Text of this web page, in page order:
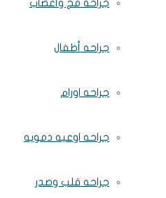
جراحة مخ وأعصاب
جراحه أطفال
جراحه اورام
جراحه اوعيه دمويه
جراحه قلب وصدر